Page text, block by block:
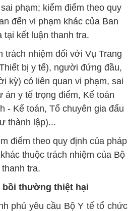
phạm; kiểm điểm theo quy
đến vi phạm khác của Ban
kết luận thanh tra.
trách nhiệm đối với Vụ Trang
bị y tế), người đứng đầu,
kỳ) có liên quan vi phạm, sai
án y tế trọng điểm, Kế toán
- Kế toán, Tổ chuyên gia đấu
thành lập)...
điểm theo quy định của pháp
thuộc trách nhiệm của Bộ
tra.
bồi thường thiệt hại
phủ yêu cầu Bộ Y tế tổ chức